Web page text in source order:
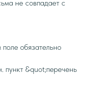
не совпадает с
обязательно
пункт &quot;перечень